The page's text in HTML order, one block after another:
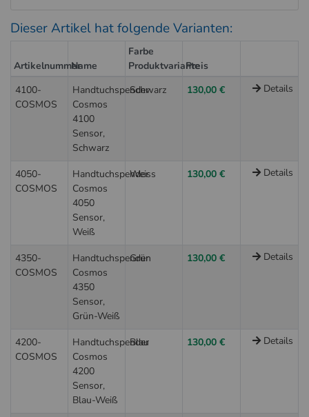
Dieser Artikel hat folgende Varianten:
ArtikelnummerName
Farbe
Produktvariante
Preis
4100-
COSMOS
Handtuchspender
Cosmos
4100
Sensor,
Schwarz
Schwarz 130,00 € Details
4050-
COSMOS
Handtuchspender
Cosmos
4050
Sensor,
Weiß
Weiss 130,00 € Details
4350-
COSMOS
Handtuchspender
Cosmos
4350
Sensor,
Grün-Weiß
Grün 130,00 € Details
4200-
COSMOS
Handtuchspender
Cosmos
4200
Sensor,
Blau-Weiß
Blau 130,00 € Details